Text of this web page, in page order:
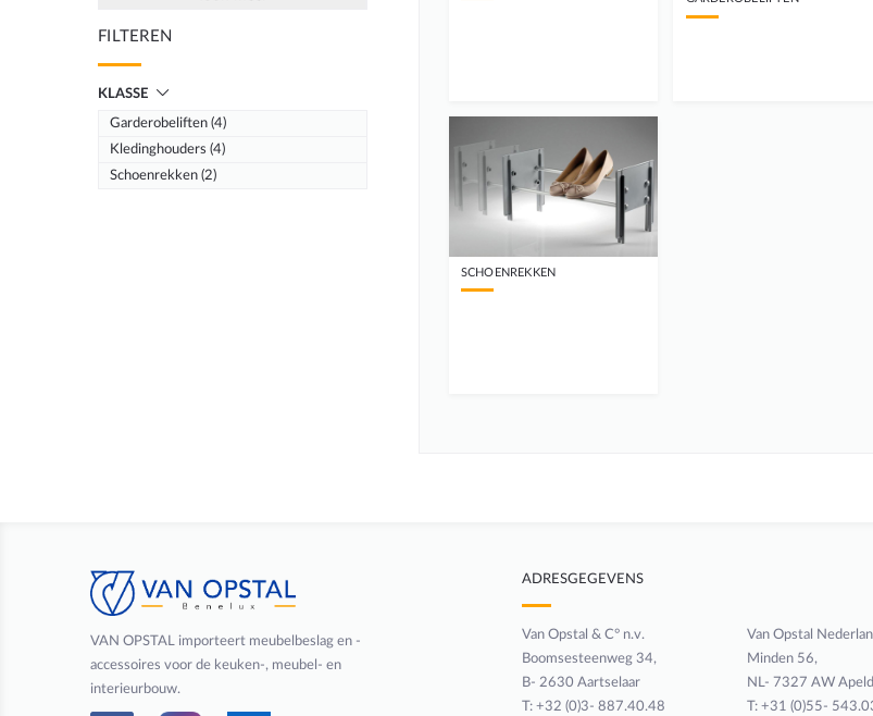
FILTEREN
KLASSE
Garderobeliften (4)
Kledinghouders (4)
Schoenrekken (2)
SCHOENREKKEN
VAN OPSTAL importeert meubelbeslag en -
accessoires voor de keuken-, meubel- en
interieurbouw.
ADRESGEGEVENS
Van Opstal & C° n.v.
Boomsesteenweg 34,
B- 2630 Aartselaar
T: +32 (0)3- 887.40.48
Van Opstal
Minden 56,
NL- 7327 AW
T: +31 (0)55-